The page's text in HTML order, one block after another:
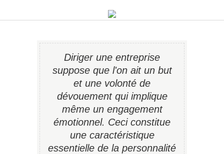
Diriger une entreprise
suppose que l'on ait un but
et une volonté de
dévouement qui implique
même un engagement
émotionnel. Ceci constitue
une caractéristique
essentielle de la personnalité